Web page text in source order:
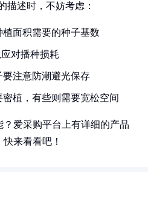
描述时，不妨考虑：
植面积需要的种子基数
应对播种损耗
要注意防潮避光保存
密植，有些则需要宽松空间
爱采购平台上有详细的产品
来看看吧！